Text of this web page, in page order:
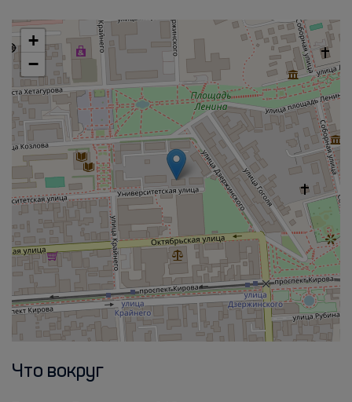
+
−
Что вокруг